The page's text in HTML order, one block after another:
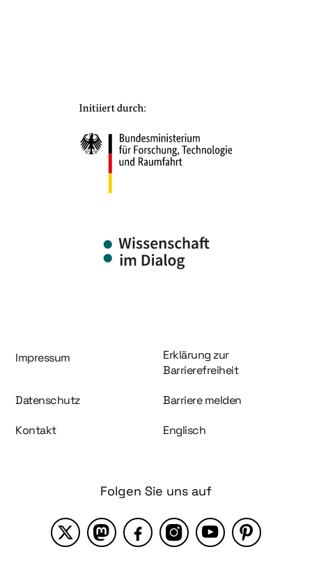
Information und Service
Impressum
Erklärung zur
Barrierefreiheit
Datenschutz Barriere melden
Kontakt Englisch
Folgen Sie uns auf